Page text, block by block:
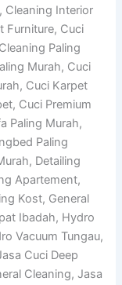
Cleaning Interior
Furniture, Cuci
Paling
Murah, Cuci
Cuci Karpet
Cuci Premium
Paling Murah,
Paling
Detailing
Apartement,
Kost, General
Ibadah, Hydro
Vacuum Tungau,
Cuci Deep
Cleaning, Jasa